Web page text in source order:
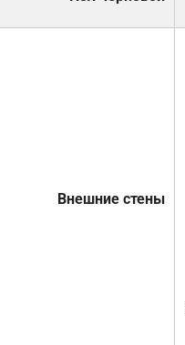
Внешние стены